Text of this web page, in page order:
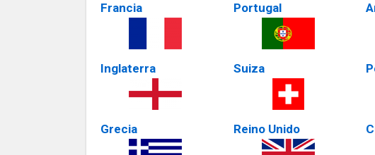
Francia
Inglaterra
Grecia
Portugal
Suiza
Reino Unido